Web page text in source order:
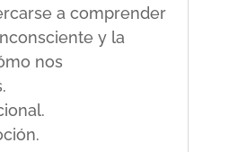
a comprender
y la
nos